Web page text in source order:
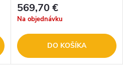
569,70 €
Na objednávku
DO KOŠÍKA